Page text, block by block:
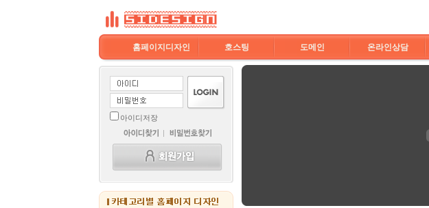
홈페이지디자인 호스팅 도메인 온라인상담
아이디저장